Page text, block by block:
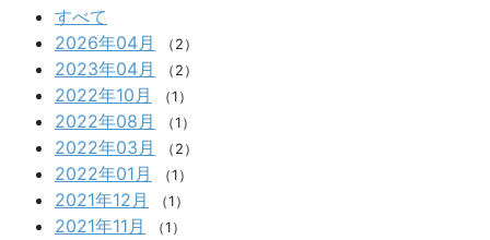
すべて
2026年04月
（2）
2023年04月 （2）
2022年10月 （1）
2022年08月 （1）
2022年03月 （2）
2022年01月 （1）
2021年12月 （1）
2021年11月 （1）